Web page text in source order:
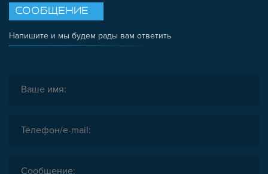
СООБЩЕНИЕ
Напишите и мы будем рады вам ответить